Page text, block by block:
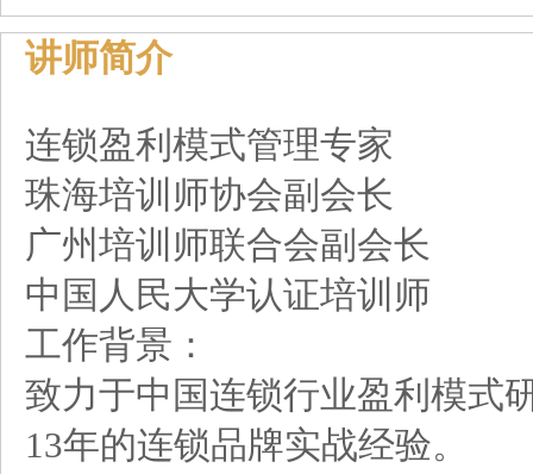
讲师简介
连锁盈利模式管理专家
珠海培训师协会副会长
广州培训师联合会副会长
中国人民大学认证培训师
工作背景：
致力于中国连锁行业盈利模式
13年的连锁品牌实战经验。